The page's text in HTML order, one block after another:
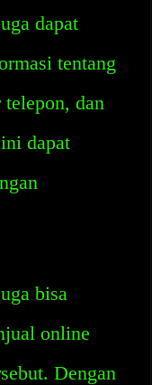
dapat
tentang
dan
dapat
bisa
online
Dengan